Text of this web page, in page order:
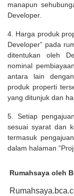
manapun
Developer.
4. Harga produk
Developer” pada
ditentukan oleh
nominal
antara lain
produk properti
yang ditunjuk dan
5. Setiap
sesuai syarat dan
termasuk
dalam halaman
Rumahsaya oleh